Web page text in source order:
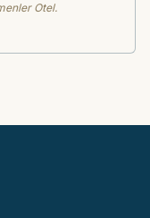
Otel.